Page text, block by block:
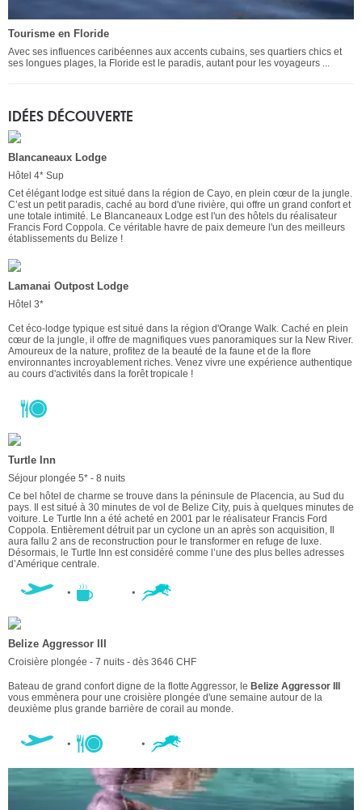
Tourisme en Floride
Avec ses influences caribéennes aux accents cubains, ses quartiers chics et
ses longues plages, la Floride est le paradis, autant pour les voyageurs ...
IDÉES DÉCOUVERTE
Blancaneaux Lodge
Hôtel 4* Sup
Cet élégant lodge est situé dans la région de Cayo, en plein cœur de la jungle.
C’est un petit paradis, caché au bord d'une rivière, qui offre un grand confort et
une totale intimité. Le Blancaneaux Lodge est l'un des hôtels du réalisateur
Francis Ford Coppola. Ce véritable havre de paix demeure l'un des meilleurs
établissements du Belize !
Lamanai Outpost Lodge
Hôtel 3*
Cet éco-lodge typique est situé dans la région d'Orange Walk. Caché en plein
cœur de la jungle, il offre de magnifiques vues panoramiques sur la New River.
Amoureux de la nature, profitez de la beauté de la faune et de la flore
environnantes incroyablement riches. Venez vivre une expérience authentique
au cours d'activités dans la forêt tropicale !
Turtle Inn
Séjour plongée 5* - 8 nuits
Ce bel hôtel de charme se trouve dans la péninsule de Placencia, au Sud du
pays. Il est situé à 30 minutes de vol de Belize City, puis à quelques minutes de
voiture. Le Turtle Inn a été acheté en 2001 par le réalisateur Francis Ford
Coppola. Entièrement détruit par un cyclone un an après son acquisition, Il
aura fallu 2 ans de reconstruction pour le transformer en refuge de luxe.
Désormais, le Turtle Inn est considéré comme l’une des plus belles adresses
d’Amérique centrale.
Belize Aggressor III
Croisière plongée - 7 nuits - dès 3646 CHF
Bateau de grand confort digne de la flotte Aggressor, le Belize Aggressor III
vous emmènera pour une croisière plongée d'une semaine autour de la
deuxième plus grande barrière de corail au monde.